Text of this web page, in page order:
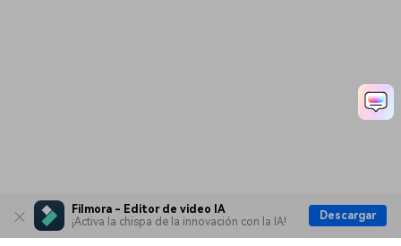
Filmora - Editor de video IA
¡Activa la chispa de la innovación con la IA!
Descargar